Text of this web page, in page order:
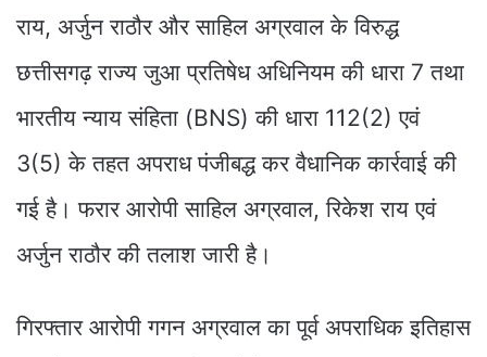
राय, अर्जुन राठौर और साहिल अग्रवाल के विरुद्ध
छत्तीसगढ़ राज्य जुआ प्रतिषेध अधिनियम की धारा 7 तथा
भारतीय न्याय संहिता (BNS) की धारा 112(2) एवं
3(5) के तहत अपराध पंजीबद्ध कर वैधानिक कार्रवाई की
गई है। फरार आरोपी साहिल अग्रवाल, रिकेश राय एवं
अर्जुन राठौर की तलाश जारी है।
गिरफ्तार आरोपी गगन अग्रवाल का पूर्व अपराधिक इतिहास